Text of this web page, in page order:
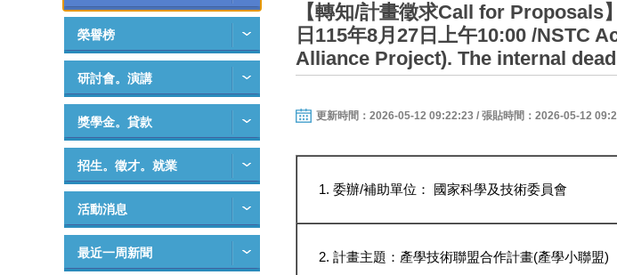
榮譽榜
研討會。演講
獎學金。貸款
招生。徵才。就業
活動消息
最近一周新聞
【轉知/計畫徵求Call for Proposals
日115年8月27日上午10:00 /NSTC
Alliance Project). The internal
更新時間：2026-05-12 09:22:23 / 張貼時間：2026-05-12
委辦/補助單位： 國家科學及技術委員會
計畫主題：產學技術聯盟合作計畫(產學小聯盟)